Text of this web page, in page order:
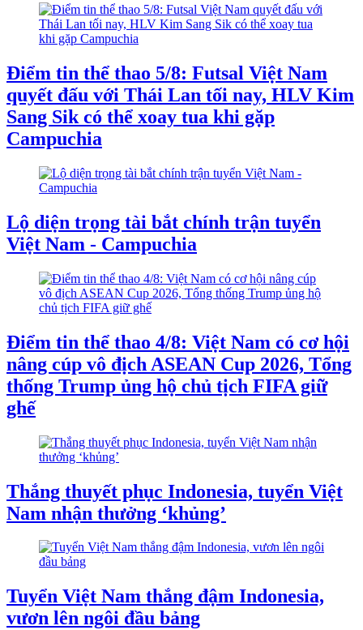
Điểm tin thể thao 5/8: Futsal Việt Nam
quyết đấu với Thái Lan tối nay, HLV Kim
Sang Sik có thể xoay tua khi gặp
Campuchia
Lộ diện trọng tài bắt chính trận tuyển
Việt Nam - Campuchia
Điểm tin thể thao 4/8: Việt Nam có cơ hội
nâng cúp vô địch ASEAN Cup 2026, Tổng
thống Trump ủng hộ chủ tịch FIFA giữ
ghế
Thắng thuyết phục Indonesia, tuyển Việt
Nam nhận thưởng ‘khủng’
Tuyển Việt Nam thắng đậm Indonesia,
vươn lên ngôi đầu bảng